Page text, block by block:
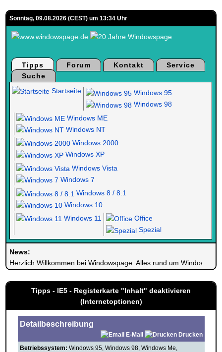
Sonntag, 09.08.2026 (CEST) um 13:34 Uhr
Tipps Forum Kontakt
Service
Suche
Startseite
Windows 95
Windows 98
Windows ME
Windows NT
Windows 2000
Windows XP
Windows Vista
Windows 7
Windows 8 / 8.1
Windows 10
Windows 11
Office
Spezial
News:
Herzlich Willkommen bei Windowspage. Alles rund um Windows.
Tipps - IE5 - Registerkarte "Inhalt" deaktivieren
(Internetoptionen)
Detailbeschreibung
E-Mail
Drucken
Betriebssystem: Windows 95, Windows 98, Windows Me,